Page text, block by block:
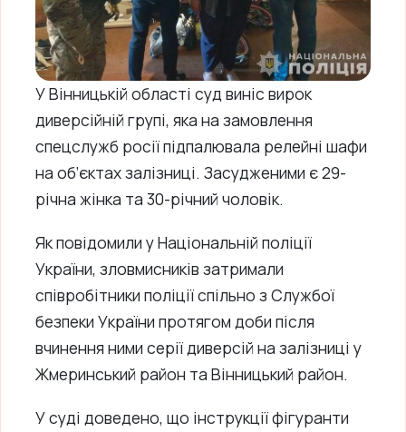
У Вінницькій області суд виніс вирок
диверсійній групі, яка на замовлення
спецслужб росії підпалювала релейні шафи
на об’єктах залізниці. Засудженими є 29-
річна жінка та 30-річний чоловік.
Як повідомили у Національній поліції
України, зловмисників затримали
співробітники поліції спільно з Службої
безпеки України протягом доби після
вчинення ними серії диверсій на залізниці у
Жмеринський район та Вінницький район.
У суді доведено, що інструкції фігуранти